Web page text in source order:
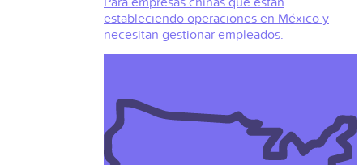
estableciendo operaciones en México y
necesitan gestionar empleados.